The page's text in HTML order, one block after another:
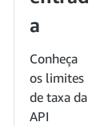
a
Conheça
os limites
de taxa da
API